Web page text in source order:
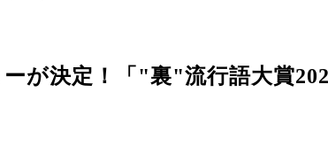
が決定！「"裏"流行語大賞